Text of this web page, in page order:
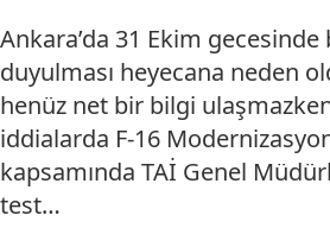
Ankara’da 31 Ekim
duyulması heyecana neden
henüz net bir bilgi
iddialarda F-16
kapsamında TAİ Genel
test…